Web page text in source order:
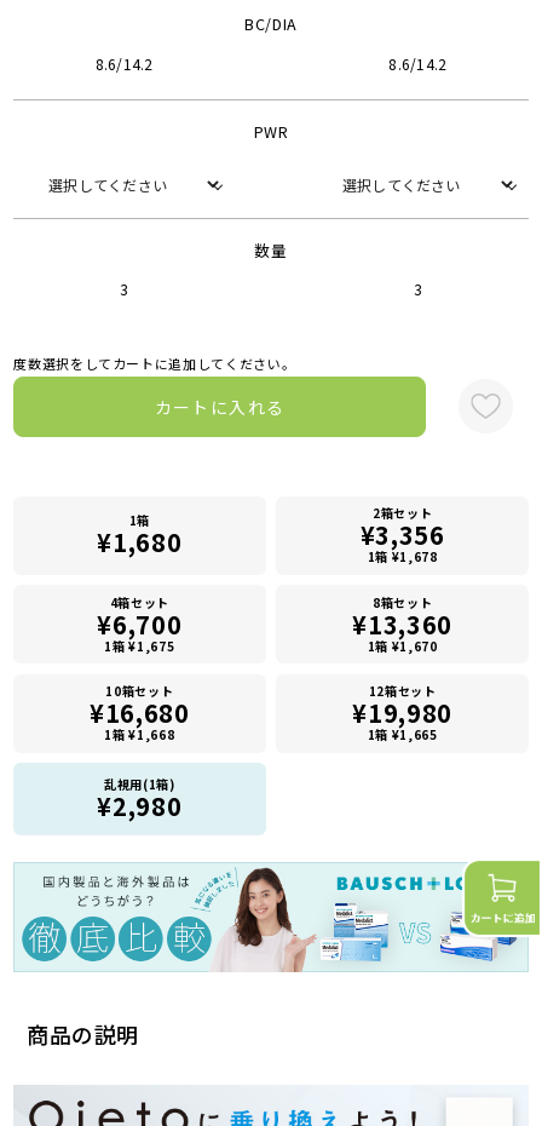
商品の説明
BC/DIA
8.6/14.2 8.6/14.2
PWR
数量
3 3
度数選択をしてカートに追加してください。
カートに入れる
1箱
¥1,680
2箱セット
¥3,356
1箱 ¥1,678
4箱セット
¥6,700
1箱 ¥1,675
8箱セット
¥13,360
1箱 ¥1,670
10箱セット
¥16,680
1箱 ¥1,668
12箱セット
¥19,980
1箱 ¥1,665
乱視用(1箱)
¥2,980